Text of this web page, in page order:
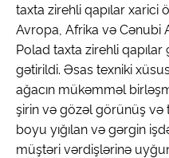
taxta zirehli qapılar xarici
Avropa, Afrika və Cənubi
Polad taxta zirehli qapılar
gətirildi. Əsas texniki
ağacın mükəmməl
şirin və gözəl görünüş və
boyu yığılan və gərgin
müştəri vərdişlərinə